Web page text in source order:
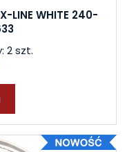
LINE WHITE 240-
2 szt.